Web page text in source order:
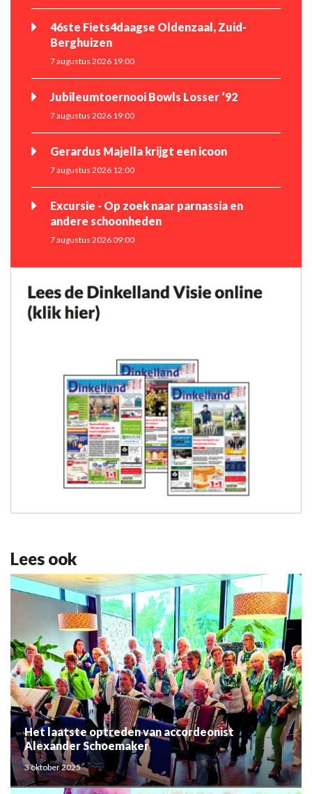
46ste Fiets4daagse Oldenzaal, Zuid-
Berghuizen
7 augustus 2026 19:00
Jubileumtoernooi Bowls Losser ‘92
7 augustus 2026 19:00
Gerardus Majella krijgt een icoon
7 augustus 2026 12:00
Excursie - Op zoek naar parnassia en
andere schoonheden
7 augustus 2026 09:00
Lees ook
Het laatste optreden van accordeonist
Alexander Schoemaker
3 oktober 2025